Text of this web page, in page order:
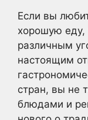
Если вы
хорошую
различным
настоящим
стран, вы не
блюдами и